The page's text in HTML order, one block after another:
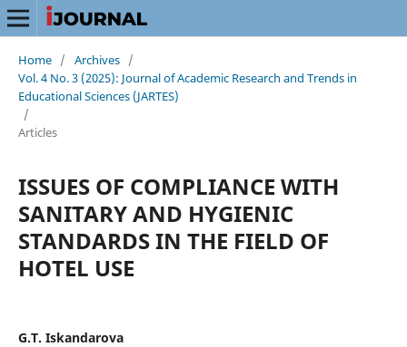
Home / Archives /
Vol. 4 No. 3 (2025): Journal of Academic Research and Trends in
Educational Sciences (JARTES)
/
Articles
ISSUES OF COMPLIANCE WITH
SANITARY AND HYGIENIC
STANDARDS IN THE FIELD OF
HOTEL USE
G.T. Iskandarova